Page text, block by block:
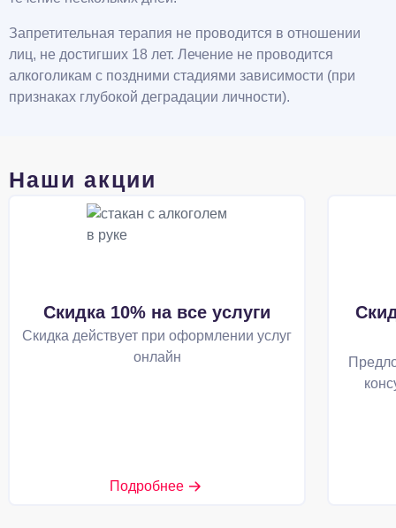
Запретительная терапия не проводится в отношении
лиц, не достигших 18 лет. Лечение не проводится
алкоголикам с поздними стадиями зависимости (при
признаках глубокой деградации личности).
Наши акции
Скидка 10% на все услуги
Скидка действует при оформлении услуг
онлайн
Подробнее